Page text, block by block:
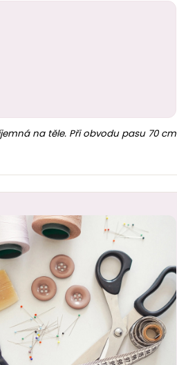
na těle. Při obvodu pasu 70 cm